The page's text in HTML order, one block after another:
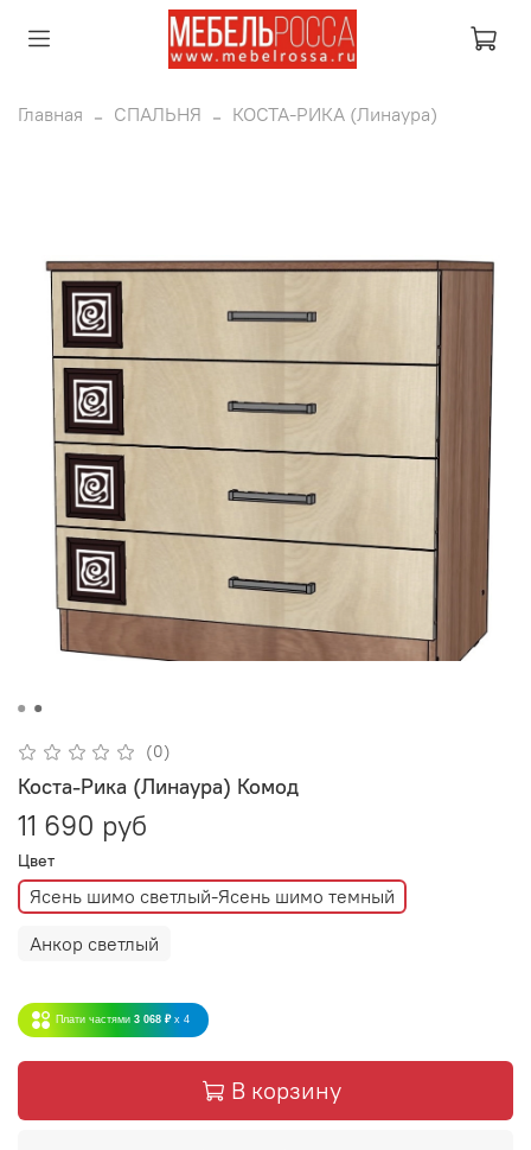
Главная СПАЛЬНЯ КОСТА-РИКА (Линаура)
(0)
Коста-Рика (Линаура) Комод
11 690 руб
Цвет
Ясень шимо светлый-Ясень шимо темный
Анкор светлый
Плати частями 3 068 ₽ x 4
В корзину